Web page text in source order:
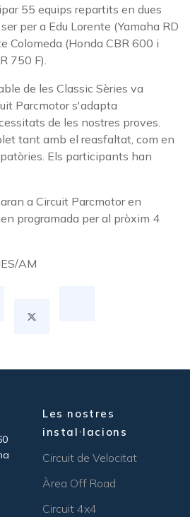
55 equips repartits en dues
per a Edu Lorente (Yamaha RD
Colomeda (Honda CBR 600 i
750 F).
de les Classic Sèries va
Parcmotor s'adapta
de les nostres proves.
tant amb el reasfaltat, com en
Els participants han
a Circuit Parcmotor en
programada per al pròxim 4
AM
Les nostres
instal·lacions
Circuit de Velocitat
Àrea Off Road
Circuit 4x4